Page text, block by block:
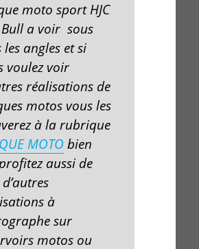
moto sport HJC
Bull a voir sous
les angles et si
voulez voir
réalisations de
motos vous les
à la rubrique
MOTO bien
aussi de
à
sur
motos ou